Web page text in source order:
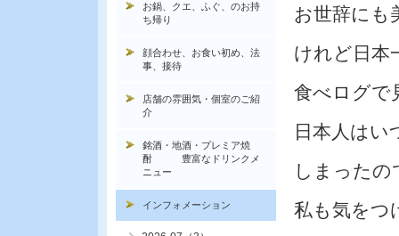
お世辞にも
けれど日本
食べログで
日本人はい
しまった
私も気をつ
お鍋、クエ、ふぐ、のお持
ち帰り
顔合わせ、お食い初め、法
事、接待
店舗の雰囲気・個室のご紹
介
銘酒・地酒・プレミア焼
酎 豊富なドリンクメ
ニュー
インフォメーション